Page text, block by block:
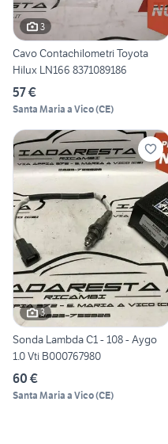
3
Cavo Contachilometri Toyota
Hilux LN166 8371089186
57 €
Santa Maria a Vico(CE)
3
Sonda Lambda C1 - 108 - Aygo
1.0 Vti B000767980
60 €
Santa Maria a Vico(CE)